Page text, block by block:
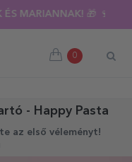
MARIANNAK! 🎁 🍷
0
- Happy Pasta
az első véleményt!